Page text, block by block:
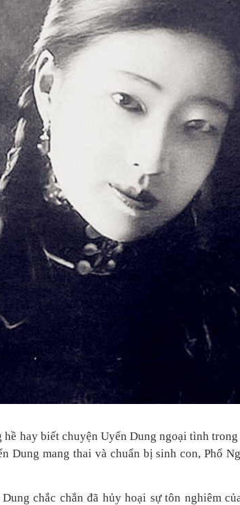
hề hay biết chuyện Uyển Dung ngoại tình
Dung mang thai và chuẩn bị sinh con, Phổ
chắc chắn đã hủy hoại sự tôn nghiêm